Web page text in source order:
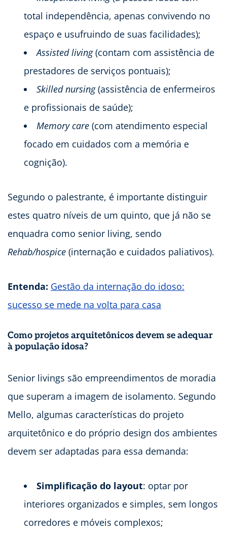
total independência, apenas convivendo no
espaço e usufruindo de suas facilidades);
Assisted living(contam com assistência de
prestadores de serviços pontuais);
Skilled nursing(assistência de enfermeiros
e profissionais de saúde);
Memory care (com atendimento especial
focado em cuidados com a memória e
cognição).
Segundo o palestrante, é importante distinguir
estes quatro níveis de um quinto, que já não se
enquadra como senior living, sendo
Rehab/hospice (internação e cuidados paliativos).
Entenda: Gestão da internação do idoso:
sucesso se mede na volta para casa
Como projetos arquitetônicos devem se adequar
à população idosa?
Senior livings são empreendimentos de moradia
que superam a imagem de isolamento. Segundo
Mello, algumas características do projeto
arquitetônico e do próprio design dos ambientes
devem ser adaptadas para essa demanda:
Simplificação do layout: optar por
interiores organizados e simples, sem longos
corredores e móveis complexos;